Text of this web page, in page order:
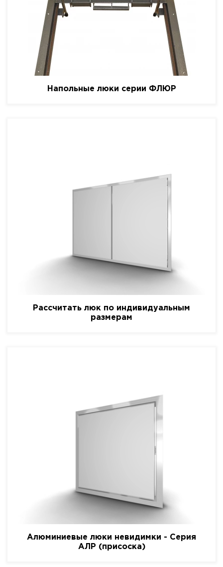
Напольные люки серии ФЛЮР
Рассчитать люк по индивидуальным
размерам
Алюминиевые люки невидимки - Серия
АЛР (присоска)